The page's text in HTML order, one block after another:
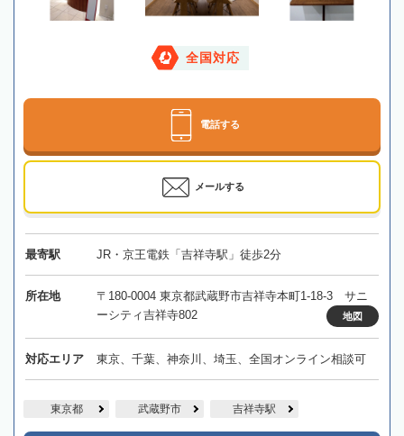
全国対応
電話する
メールする
最寄駅 JR・京王電鉄「吉祥寺駅」徒歩2分
所在地
〒180-0004 東京都武蔵野市吉祥寺本町1-18-3 サニ
ーシティ吉祥寺802
地図
対応エリア 東京、千葉、神奈川、埼玉、全国オンライン相談可
東京都 武蔵野市 吉祥寺駅